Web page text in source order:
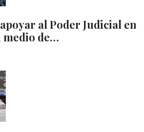
al Poder Judicial en
medio de…